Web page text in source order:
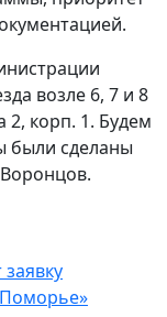
возле 6, 7 и 8
корп. 1. Будем
были сделаны